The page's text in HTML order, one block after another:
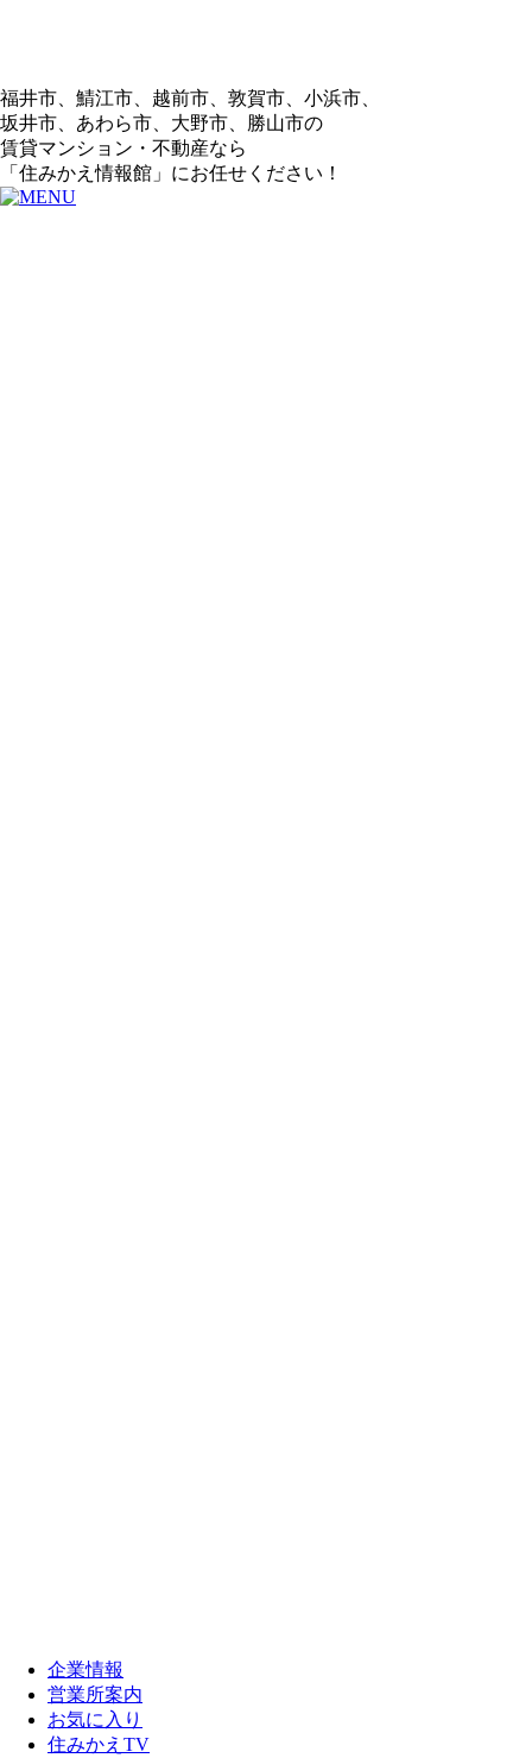
福井市、鯖江市、越前市、敦賀市、小浜市、
坂井市、あわら市、大野市、勝山市の
賃貸マンション・不動産なら
「住みかえ情報館」にお任せください！
企業情報
営業所案内
お気に入り
住みかえTV